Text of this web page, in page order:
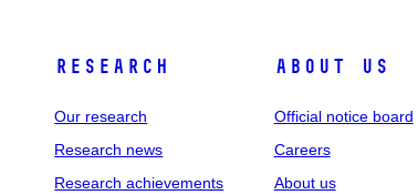
Research
Our research
Research news
Research achievements
About us
Official notice board
Careers
About us